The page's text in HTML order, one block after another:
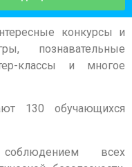
конкурсы и
познавательные
классы и многое
130 обучающихся
всех